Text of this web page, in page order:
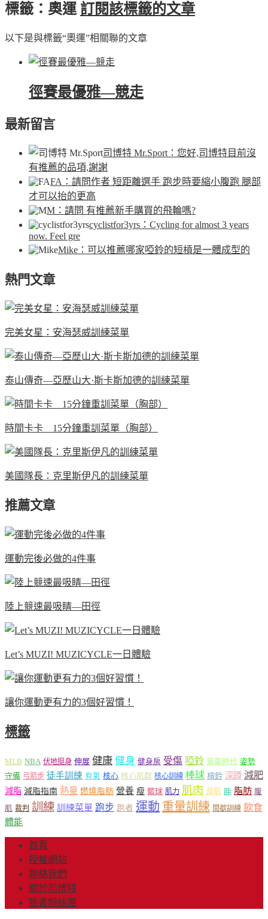
標籤：奧運 訂閱該標籤的文章
以下是與標籤“奧運”相關聯的文章
徑賽最優雅—競走
最新留言
司博特 Mr.Sport ：您好,司博特目前沒
有推薦的品項,謝謝
FA ：請問作者 短距離選手 跑步時要縮小腹跑 腿部
才可以抬的更高
M ：請問 有推薦新手購買的飛輪嗎?
cyclistfor3yrs ：Cycling for almost 3 years
now. Feel gre
Mike ：可以推薦哪家啞鈴的短槓是一體成型的
熱門文章
完美女星：安海瑟威訓練菜單
泰山傳奇—亞歷山大·斯卡斯加德的訓練菜單
時間卡卡 15分鐘重訓菜單（胸部）
美國隊長：克里斯伊凡的訓練菜單
推薦文章
運動完後必做的4件事
陸上競速最吸睛—田徑
Let’s MUZI! MUZICYCLE一日體驗
讓你運動更有力的3個好習慣！
標籤
MLB NBA 伏地挺身 伸展 健康 健身 健身房 受傷 啞鈴 單車時代 姿勢
守備 弓箭步 徒手訓練 有氧 核心 核心肌群 核心訓練 棒球 槓鈴 深蹲 減肥
減脂 減脂指南 熱量 燃燒脂肪 營養 瘦 籃球 肌力 肌肉 背肌 胖 脂肪 腹
肌 裁判 訓練 訓練菜單 跑步 跑者 運動 重量訓練 間歇訓練 飲食
體能
首頁
授權網站
聯絡我們
關於司博特
臉書粉絲團